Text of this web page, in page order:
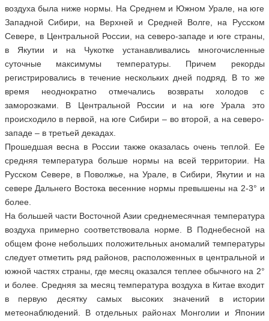
воздуха была ниже нормы. На Среднем и Южном Урале, на юге
Западной Сибири, на Верхней и Средней Волге, на Русском
Севере, в Центральной России, на северо-западе и юге страны,
в Якутии и на Чукотке устанавливались многочисленные
суточные максимумы температуры. Причем рекорды
регистрировались в течение нескольких дней подряд. В то же
время неоднократно отмечались возвраты холодов с
заморозками. В Центральной России и на юге Урала это
происходило в первой, на юге Сибири – во второй, а на северо-
западе – в третьей декадах.
Прошедшая весна в России также оказалась очень теплой. Ее
средняя температура больше нормы на всей территории. На
Русском Севере, в Поволжье, на Урале, в Сибири, Якутии и на
севере Дальнего Востока весенние нормы превышены на 2-3° и
более.
На большей части Восточной Азии среднемесячная температура
воздуха примерно соответствовала норме. В Поднебесной на
общем фоне небольших положительных аномалий температуры
следует отметить ряд районов, расположенных в центральной и
южной частях страны, где месяц оказался теплее обычного на 2°
и более. Средняя за месяц температура воздуха в Китае входит
в первую десятку самых высоких значений в истории
метеонаблюдений. В отдельных районах Монголии и Японии